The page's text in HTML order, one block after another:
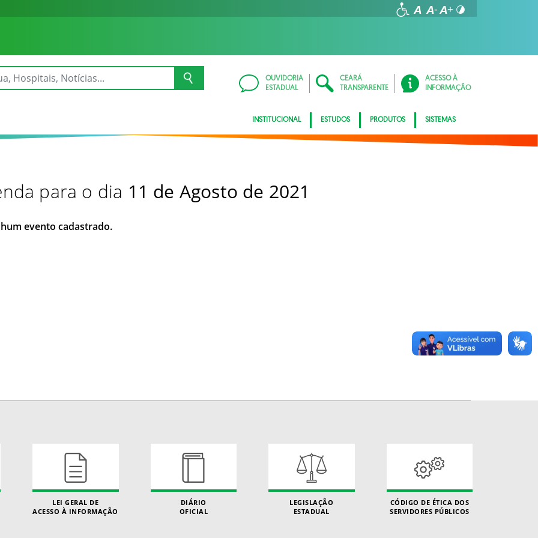
OUVIDORIA
ESTADUAL
CEARÁ
TRANSPARENTE
ACESSO À
INFORMAÇÃO
INSTITUCIONAL ESTUDOS PRODUTOS SISTEMAS
para o dia 11 de Agosto de 2021
evento cadastrado.
LEI GERAL DE
ACESSO À INFORMAÇÃO
DIÁRIO
OFICIAL
LEGISLAÇÃO
ESTADUAL
CÓDIGO DE ÉTICA DOS
SERVIDORES PÚBLICOS